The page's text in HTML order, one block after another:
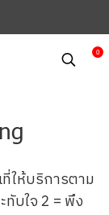
0
ให้บริการตาม
ทับใจ 2 = พึง